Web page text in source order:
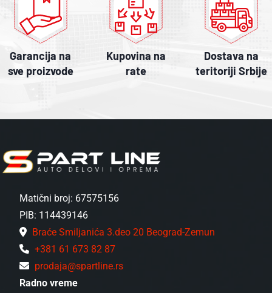
Garancija na
sve proizvode
Kupovina na
rate
Dostava na
teritoriji Srbije
Matični broj: 67575156
PIB: 114439146
Braće Smiljanića 3.deo 20 Beograd-Zemun
+381 61 673 82 87
prodaja@spartline.rs
Radno vreme